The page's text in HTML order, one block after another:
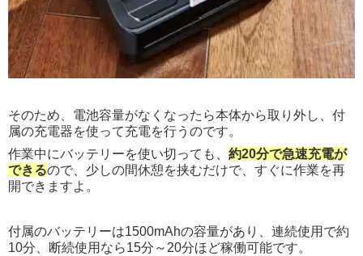
そのため、電池容量がなくなったら本体から取り外し、付
属の充電器を使って充電を行うのです。
作業中にバッテリーを使い切っても、 約20分で急速充電が
できるので、少しの間休憩を挟むだけで、すぐに作業を再
開できますよ。
付属のバッテリーは1500mAhの容量があり、連続使用で約
10分、断続使用なら15分～20分ほど稼働可能です。